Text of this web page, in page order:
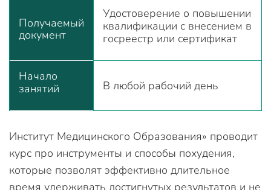
Получаемый
документ
Удостоверение о повышении
квалификации с внесением в
госреестр или сертификат
Начало
занятий
В любой рабочий день
Институт Медицинского Образования» проводит
курс про инструменты и способы похудения,
которые позволят эффективно длительное
время удерживать достигнутых результатов и не